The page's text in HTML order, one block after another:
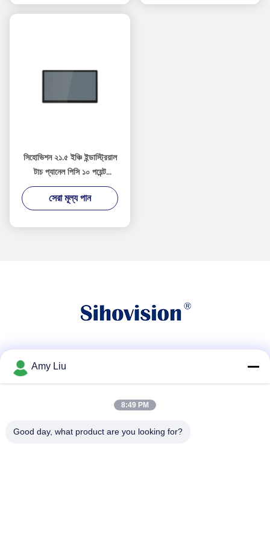
সিহোভিশন ২১.৫ ইঞ্চি ইন্ডাস্ট্রিয়াল
টাচ প্যানেল পিসি ১০ পয়েন্ট
ক্যাপাসিটিভ টাচ, আইপি৬৫ ফ্রন্ট
প্যানেল এবং ২৪/৭ নিরবচ্ছিন্ন
সেরা মূল্য পান
টেলিফোন
Amy Liu
8:49 PM
Good day, what product are you looking for?